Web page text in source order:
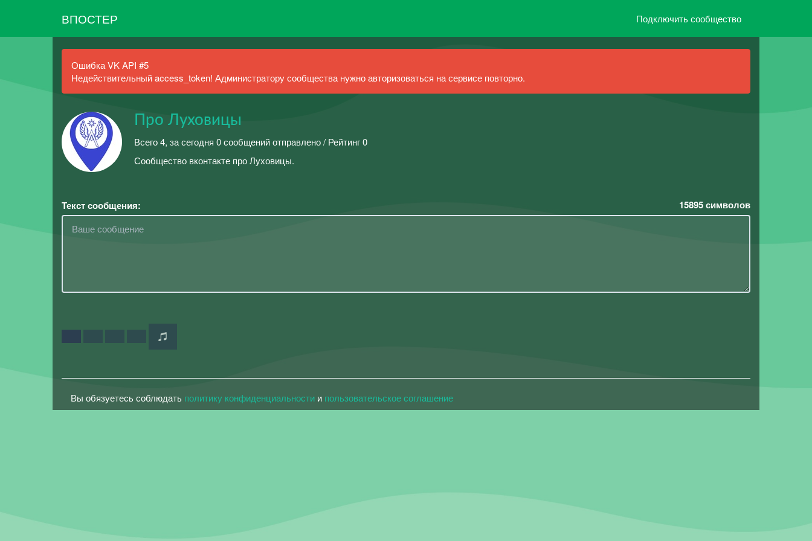
ВПОСТЕР Подключить сообщество
Ошибка VK API #5
Недействительный access_token! Администратору сообщества нужно авторизоваться на сервисе повторно.
Про Луховицы
Всего 4, за сегодня 0 сообщений отправлено / Рейтинг 0
Сообщество вконтакте про Луховицы.
Текст сообщения: 15895символов
Вы обязуетесь соблюдать политику конфиденциальности и пользовательское соглашение